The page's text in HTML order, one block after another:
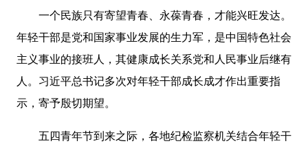
一个民族只有寄望青春、永葆青春，才能兴旺发达。
年轻干部是党和国家事业发展的生力军，是中国特色社会
主义事业的接班人，其健康成长关系党和人民事业后继有
人。习近平总书记多次对年轻干部成长成才作出重要指
示，寄予殷切期望。
五四青年节到来之际，各地纪检监察机关结合年轻干